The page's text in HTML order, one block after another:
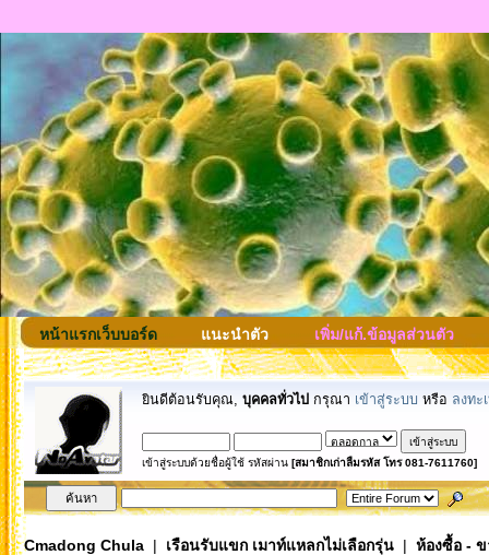
หน้าแรกเว็บบอร์ด แนะนำตัว เพิ่ม/แก้.ข้อมูลส่วนตัว
ยินดีต้อนรับคุณ, บุคคลทั่วไป กรุณา เข้าสู่ระบบ หรือ ลงทะ
เข้าสู่ระบบด้วยชื่อผู้ใช้ รหัสผ่าน [สมาชิกเก่าลืมรหัส โทร 081-7611760]
Cmadong Chula| เรือนรับแขก เมาท์แหลกไม่เลือกรุ่น| ห้องซื้อ -